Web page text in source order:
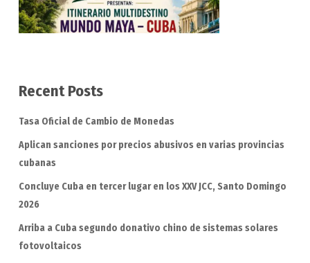
Recent Posts
Tasa Oficial de Cambio de Monedas
Aplican sanciones por precios abusivos en varias provincias
cubanas
Concluye Cuba en tercer lugar en los XXV JCC, Santo Domingo
2026
Arriba a Cuba segundo donativo chino de sistemas solares
fotovoltaicos